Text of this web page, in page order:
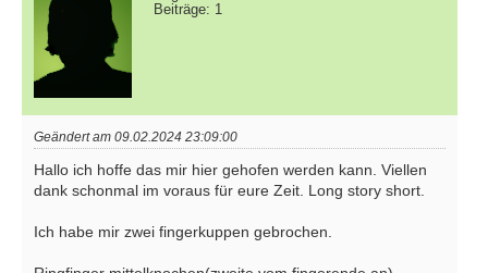
Beiträge: 1
Geändert am 09.02.2024 23:09:00
Hallo ich hoffe das mir hier gehofen werden kann. Viellen
dank schonmal im voraus für eure Zeit. Long story short.
Ich habe mir zwei fingerkuppen gebrochen.